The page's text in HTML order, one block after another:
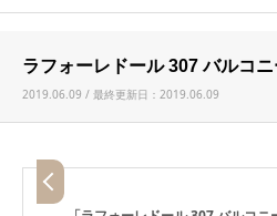
ラフォーレドール 307 バルコニ
2019.06.09 / 最終更新日：2019.06.09